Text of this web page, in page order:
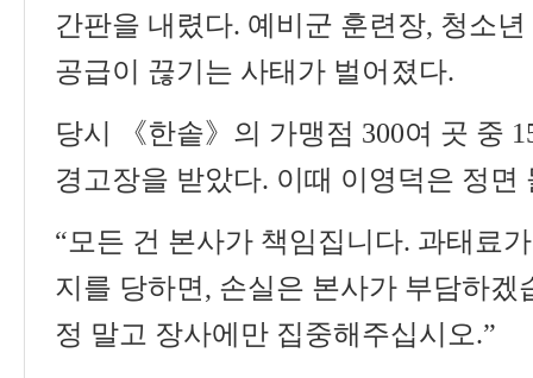
간판을 내렸다. 예비군 훈련장, 청소
공급이 끊기는 사태가 벌어졌다.
당시
《한솥》 의 가맹점 300여 곳 중
경고장을 받았다. 이때 이영덕은 정면
“모든 건 본사가 책임집니다. 과태료
지를 당하면, 손실은 본사가 부담하겠
정 말고 장사에만 집중해주십시오.”